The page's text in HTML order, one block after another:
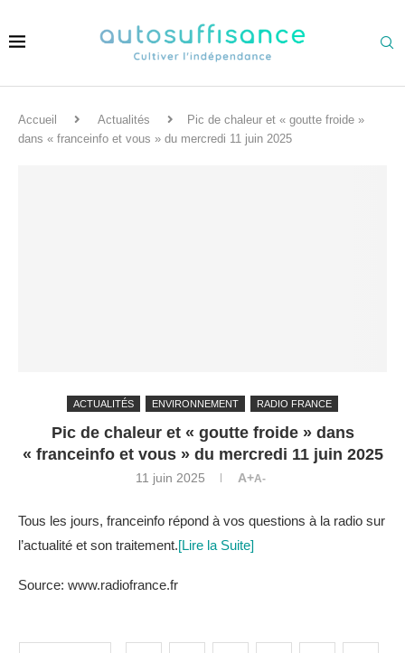
Accueil Actualités
Pic de chaleur et « goutte froide »
dans « franceinfo et vous » du mercredi 11 juin 2025
ACTUALITÉS ENVIRONNEMENT RADIO FRANCE
Pic de chaleur et « goutte froide » dans
« franceinfo et vous » du mercredi 11 juin 2025
11 juin 2025 A+A-
Tous les jours, franceinfo répond à vos questions à la radio sur
l’actualité et son traitement.[Lire la Suite]
Source: www.radiofrance.fr